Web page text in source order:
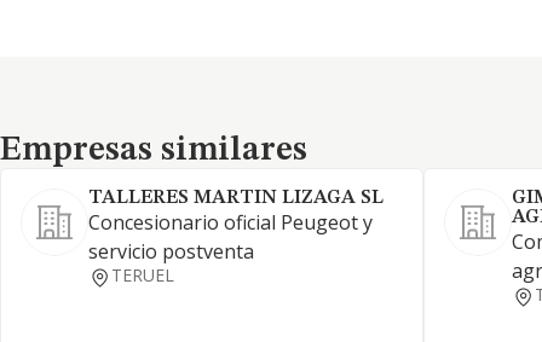
Empresas similares
Empresas similares
TALLERES MARTIN LIZAGA SL
Concesionario oficial Peugeot y
servicio postventa
TERUEL